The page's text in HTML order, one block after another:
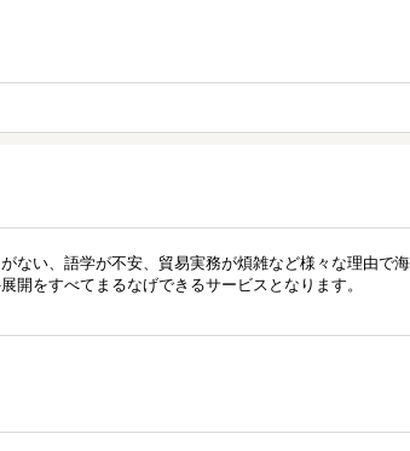
ない、語学が不安、貿易実務が煩雑など様々な理由で
開をすべてまるなげできるサービスとなります。